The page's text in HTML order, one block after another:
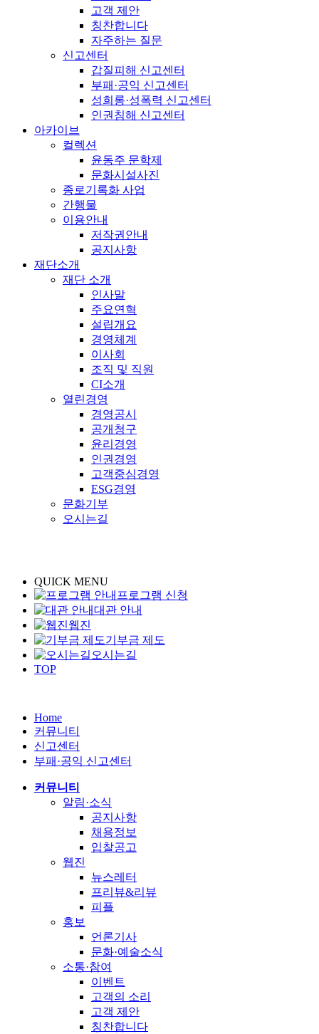
고객 제안
칭찬합니다
자주하는 질문
신고센터
갑질피해 신고센터
부패·공익 신고센터
성희롱·성폭력 신고센터
인권침해 신고센터
아카이브
컬렉션
윤동주 문학제
문화시설사진
종로기록화 사업
간행물
이용안내
저작권안내
공지사항
재단소개
재단 소개
인사말
주요연혁
설립개요
경영체계
이사회
조직 및 직원
CI소개
열린경영
경영공시
공개청구
윤리경영
인권경영
고객중심경영
ESG경영
문화기부
오시는길
QUICK MENU
프로그램 신청
대관 안내
웹진
기부금 제도
오시는길
TOP
Home
커뮤니티
신고센터
부패·공익 신고센터
커뮤니티
알림·소식
공지사항
채용정보
입찰공고
웹진
뉴스레터
프리뷰&리뷰
피플
홍보
언론기사
문화·예술소식
소통·참여
이벤트
고객의 소리
고객 제안
칭찬합니다